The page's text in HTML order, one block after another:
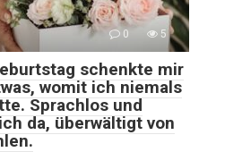
0 5
schenkte mir
womit ich niemals
Sprachlos und
da, überwältigt von